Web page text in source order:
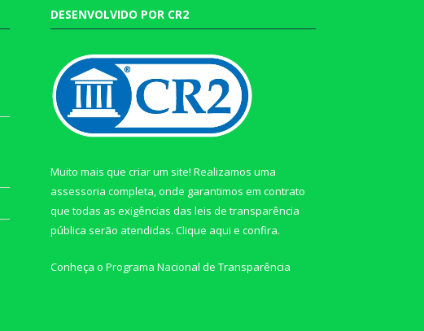
DESENVOLVIDO POR CR2
Muito mais que criar um site! Realizamos uma
assessoria completa, onde garantimos em contrato
que todas as exigências das leis de transparência
pública serão atendidas. Clique aqui e confira.
Conheça o Programa Nacional de Transparência